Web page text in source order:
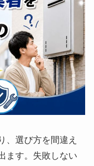
、選び方を間違え
ます。失敗しない